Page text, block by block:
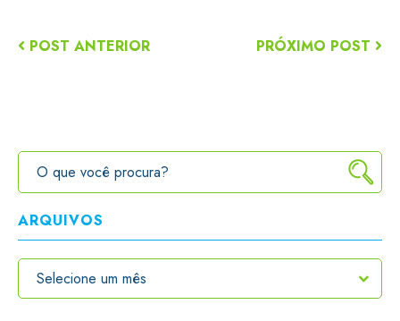
POST ANTERIOR PRÓXIMO POST
ARQUIVOS